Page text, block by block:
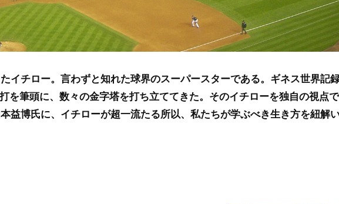
イチロー。言わずと知れた球界のスーパースターである。ギネス世界記
を筆頭に、数々の金字塔を打ち立ててきた。そのイチローを独自の視点
益博氏に、イチローが超一流たる所以、私たちが学ぶべき生き方を紐解